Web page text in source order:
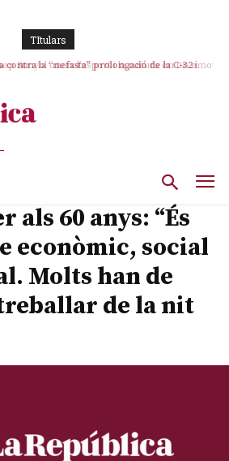
TItulars
Sunyol uneix l’esport i la cultura en un emotiu
als 60 anys: “És
econòmic, social
Molts han de
de la nit